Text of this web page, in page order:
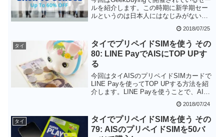
ました。
ルを紹介します。この時期に新学期セー
ルというのは日本人にはなじみがないで
いと思いいます。もちろんGeekBuyingの
セールなのでスマホも安くなっています
ので、要チェックです。
2018/07/25
タイ
タイでプリペイドSIMを使う その
80: LINE PayでAISにTOP UPす
る
今回はタイAISのプリペイドSIMカードで
LINE Payを使ってTOP UPする方法を紹
介します。LINE Payを使うことで、AIS
することができます。10バーツをTOP
UPすれば有効期限が30日伸びるので、
AISのSIMカードの維持が格段にしやすく
なったのではないかと思います。
2018/07/24
タイ
タイでプリペイドSIMを使う その
79: AISのプリペイドSIMを50バ